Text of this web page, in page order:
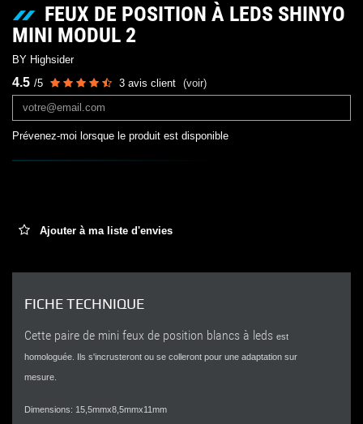
FEUX DE POSITION À LEDS SHINYO
MINI MODUL 2
BY Highsider
4.5 /5 3 avis client (voir)
Prévenez-moi lorsque le produit est disponible
Ajouter à ma liste d'envies
FICHE TECHNIQUE
Cette paire de mini feux de position blancs à leds est
homologuée. Ils s'incrusteront ou se colleront pour une adaptation sur
mesure.
Dimensions: 15,5mmx8,5mmx11mm